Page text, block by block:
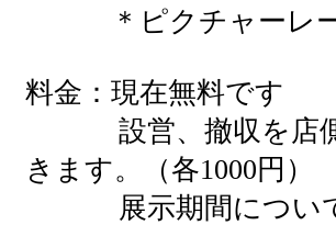
＊ピクチャーレー
料金：現在無料です
設営、撤収を店側
きます。（各1000円）
展示期間について